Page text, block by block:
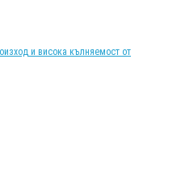
и висока кълняемост от